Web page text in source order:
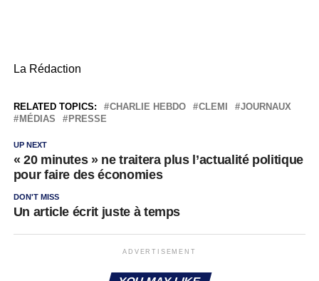
La Rédaction
RELATED TOPICS: CHARLIE HEBDO CLEMI
JOURNAUX
MÉDIAS
PRESSE
UP NEXT
« 20 minutes » ne traitera plus l’actualité politique
pour faire des économies
DON'T MISS
Un article écrit juste à temps
ADVERTISEMENT